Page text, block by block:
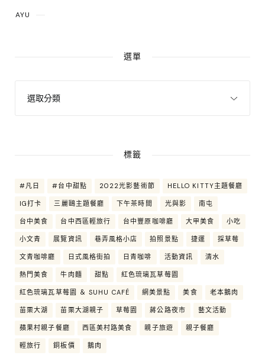
AYU
選單
標籤
#凡日 #台中甜點 2022光影藝術節 HELLO KITTY主題餐廳
IG打卡 三麗鷗主題餐廳 下午茶時間 光與影 南屯
台中美食 台中西區輕旅行 台中豐原咖啡廳 大甲美食 小吃
小文青 展覽資訊 巷弄風格小店 拍照景點 捷運 採草莓
文青咖啡廳 日式風格街拍 日青咖啡 活動資訊 清水
熱門美食 牛肉麵 甜點 紅色琉璃瓦草莓園
紅色琉璃瓦草莓園 ＆ SUHU CAFÉ 網美景點 美食 老本鵝肉
苗栗大湖 苗栗大湖親子 草莓園 蔣公路夜市 藝文活動
蘋果村親子餐廳 西區美村路美食 親子旅遊 親子餐廳
輕旅行 銅板價 鵝肉